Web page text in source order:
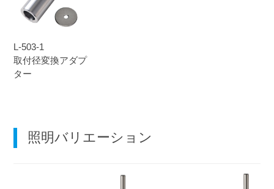
L-503-1
取付径変換アダプ
ター
照明バリエーション